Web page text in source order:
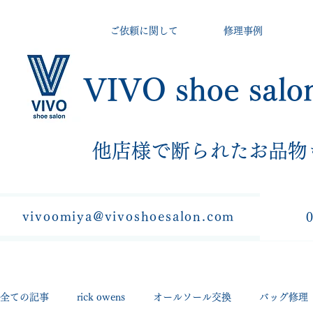
VIVO shoe
他店様で断られたお品物
ご依頼に関して 修理事例
vivoomiya@vivoshoesalon.com
全ての記事 rick owens オールソール交換 バッグ修理